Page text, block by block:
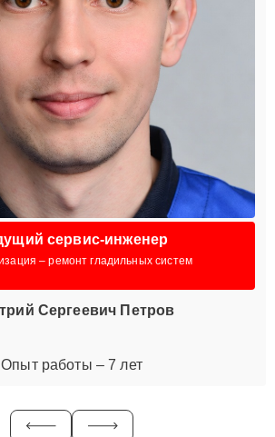
сервис-инженер
– ремонт гладильных систем
Сергеевич Петров
Опыт работы – 7 лет